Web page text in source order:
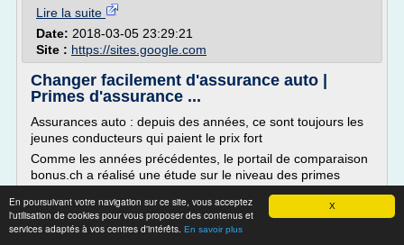
X
En poursuivant votre navigation sur ce site, vous acceptez
l'utilisation de cookies pour vous proposer des contenus et
services adaptés à vos centres d'intérêts. En savoir plus
Lire la suite
Date: 2018-03-05 23:29:21
Site : https://sites.google.com
Changer facilement d'assurance auto |
Primes d'assurance ...
Assurances auto : depuis des années, ce sont toujours les
jeunes conducteurs qui paient le prix fort
Comme les années précédentes, le portail de comparaison
bonus.ch a réalisé une étude sur le niveau des primes
d'assurance destinées aux jeunes et aux seniors peuvent
être bien plus élevées que celles adressées à un adulte de